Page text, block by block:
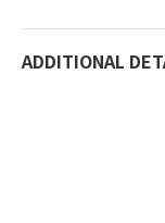
ADDITIONAL